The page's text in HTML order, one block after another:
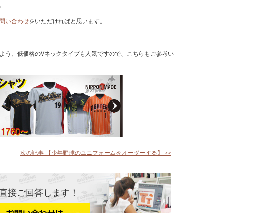
い合わせをいただければと思います。
、低価格のVネックタイプも人気ですので、こちらもご参考い
次の記事 【少年野球のユニフォームをオーダーする】 >>
接ご回答します！